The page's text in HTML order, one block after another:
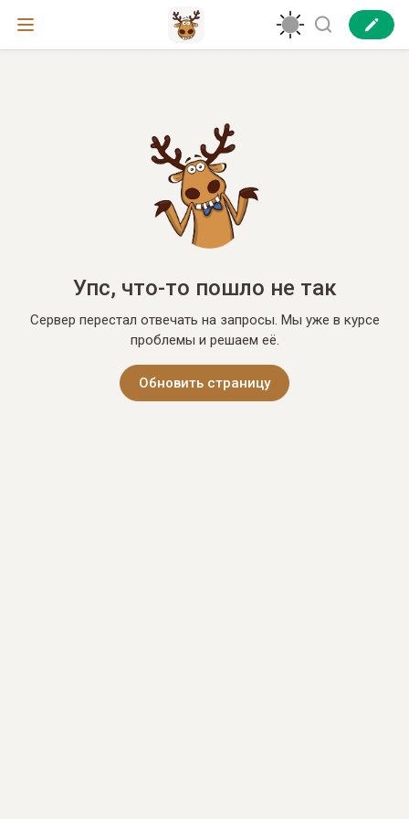
Упс, что-то пошло не так
Сервер перестал отвечать на запросы. Мы уже в курсе
проблемы и решаем её.
Обновить страницу